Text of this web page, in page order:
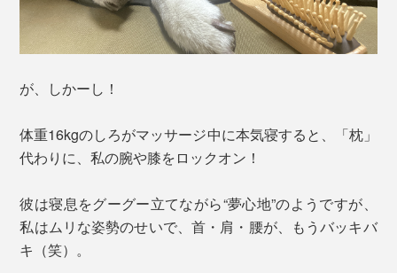
が、しかーし！
体重16kgのしろがマッサージ中に本気寝すると、「枕」
代わりに、私の腕や膝をロックオン！
彼は寝息をグーグー立てながら“夢心地”のようですが、
私はムリな姿勢のせいで、首・肩・腰が、もうバッキバ
キ（笑）。